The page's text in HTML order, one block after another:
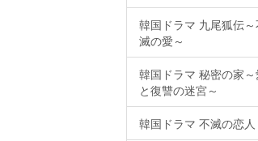
韓国ドラマ 九尾狐伝～
滅の愛～
韓国ドラマ 秘密の家～
と復讐の迷宮～
韓国ドラマ 不滅の恋人